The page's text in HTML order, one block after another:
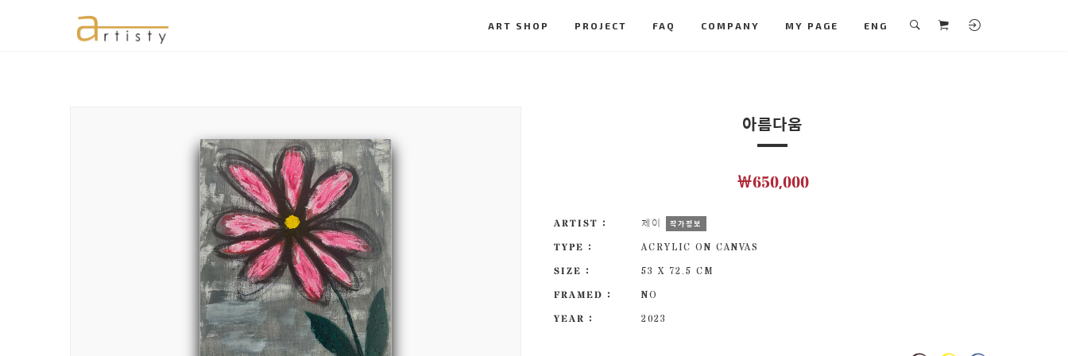
ART SHOP PROJECT FAQ COMPANY MY PAGE ENG
아름다움
￦650,000
ARTIST : 제이 작가정보
TYPE :
ACRYLIC ON CANVAS
SIZE :
53 X 72.5 CM
FRAMED :
NO
YEAR :
2023